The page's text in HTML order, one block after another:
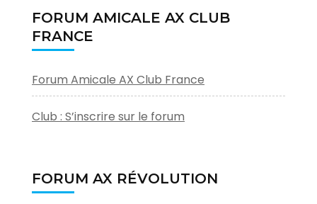
FORUM AMICALE AX CLUB
FRANCE
Forum Amicale AX Club France
Club : S’inscrire sur le forum
FORUM AX RÉVOLUTION